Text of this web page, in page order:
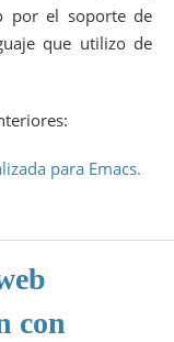
por el soporte de
que utilizo de
para Emacs.
con